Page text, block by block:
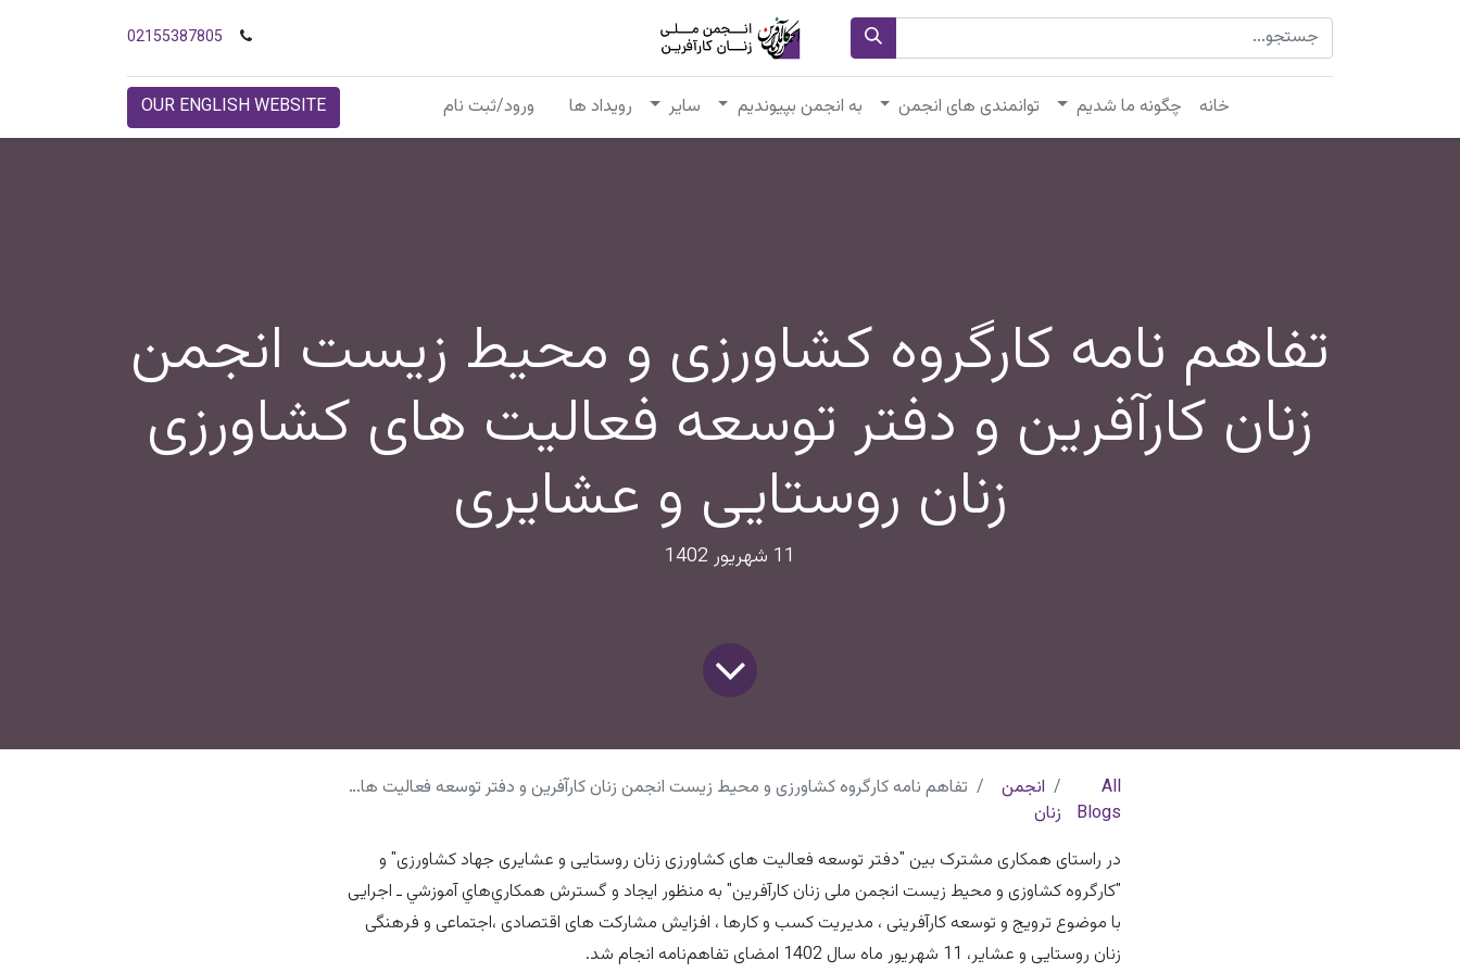
02155387805
خانه چگونه ما شدیم توانمندی های انجمن به انجمن بپیوندیم سایر رویداد ها ورود/ثبت نام OUR ENGLISH WEBSITE
تفاهم نامه کارگروه کشاورزی و محیط زیست انجمن
زنان کارآفرین و دفتر توسعه فعالیت های کشاورزی
زنان روستایی و عشایری
11 شهریور 1402
All
Blogs
انجمن
زنان
تفاهم نامه کارگروه کشاورزی و محیط زیست انجمن زنان کارآفرین و دفتر توسعه فعالیت های کشاورزی زنان روستایی و عشایری
در راستای همکاری مشترک بین "دفتر توسعه فعالیت های کشاورزی زنان روستایی و عشایری جهاد کشاورزی" و
"کارگروه کشاوزی و محیط زیست انجمن ملی زنان کارآفرین" به منظور ايجاد و گسترش همكاري‌هاي آموزشي ـ اجرایی
با موضوع ترویج و توسعه کارآفرینی ، مدیریت کسب و کارها ، افزایش مشارکت های اقتصادی ،اجتماعی و فرهنگی
زنان روستایی و عشایر، 11 شهریور ماه سال 1402 امضای تفاهم‌نامه انجام شد.